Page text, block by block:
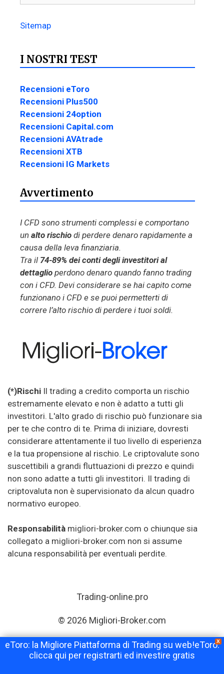
Sitemap
I NOSTRI TEST
Recensioni eToro
Recensioni Plus500
Recensioni 24option
Recensioni Capital.com
Recensioni AVAtrade
Recensioni XTB
Recensioni IG Markets
Avvertimento
I CFD sono strumenti complessi e comportano
un alto rischio di perdere denaro rapidamente a
causa della leva finanziaria.
Tra il 74-89% dei conti degli investitori al
dettaglio perdono denaro quando fanno trading
con i CFD. Devi considerare se hai capito come
funzionano i CFD e se puoi permetterti di
correre l’alto rischio di perdere i tuoi soldi.
(*)Rischi Il trading a credito comporta un rischio
estremamente elevato e non è adatto a tutti gli
investitori. L'alto grado di rischio può funzionare sia
per te che contro di te. Prima di iniziare, dovresti
considerare attentamente il tuo livello di esperienza
e la tua propensione al rischio. Le criptovalute sono
suscettibili a grandi fluttuazioni di prezzo e quindi
non sono adatte a tutti gli investitori. Il trading di
criptovaluta non è supervisionato da alcun quadro
normativo europeo.
Responsabilità migliori-broker.com o chiunque sia
collegato a migliori-broker.com non si assume
alcuna responsabilità per eventuali perdite.
Trading-online.pro
© 2026 Migliori-Broker.com
X
eToro: la Migliore Piattaforma di Trading su web!eToro:
clicca qui per registrarti ed investire gratis